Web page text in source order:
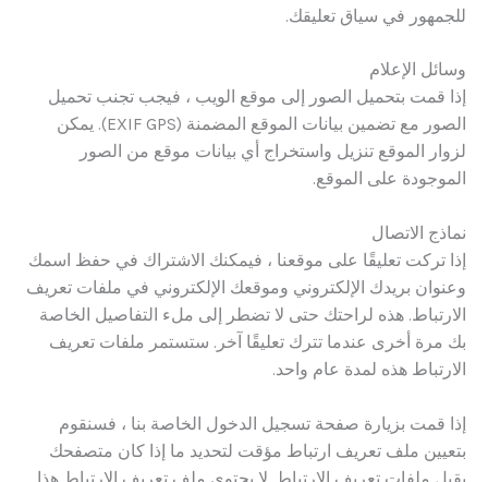
للجمهور في سياق تعليقك.
وسائل الإعلام
إذا قمت بتحميل الصور إلى موقع الويب ، فيجب تجنب تحميل
الصور مع تضمين بيانات الموقع المضمنة (EXIF GPS). يمكن
لزوار الموقع تنزيل واستخراج أي بيانات موقع من الصور
الموجودة على الموقع.
نماذج الاتصال
إذا تركت تعليقًا على موقعنا ، فيمكنك الاشتراك في حفظ اسمك
وعنوان بريدك الإلكتروني وموقعك الإلكتروني في ملفات تعريف
الارتباط. هذه لراحتك حتى لا تضطر إلى ملء التفاصيل الخاصة
بك مرة أخرى عندما تترك تعليقًا آخر. ستستمر ملفات تعريف
الارتباط هذه لمدة عام واحد.
إذا قمت بزيارة صفحة تسجيل الدخول الخاصة بنا ، فسنقوم
بتعيين ملف تعريف ارتباط مؤقت لتحديد ما إذا كان متصفحك